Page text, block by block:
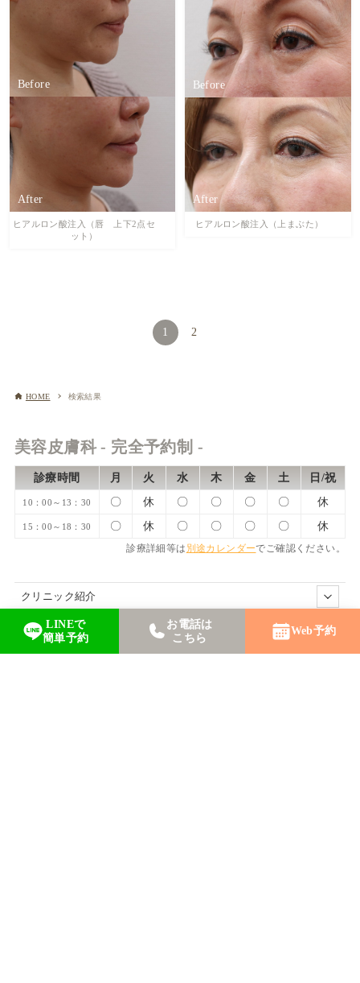
ヒアルロン酸注入（唇 上下2点セ
ット）
ヒアルロン酸注入（上まぶた）
1 2
HOME 検索結果
美容皮膚科 - 完全予約制 -
診療時間 月 火 水 木 金 土 日/祝
10：00～13：30 〇 休 〇 〇 〇 〇 休
15：00～18：30 〇 休 〇 〇 〇 〇 休
診療詳細等は 別途カレンダーでご確認ください。
クリニック紹介
メニュー
料金表
LINEで
簡単予約
お電話は
こちら
Web予約